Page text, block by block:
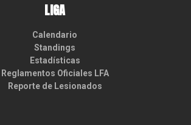
LIGA
Calendario
Standings
Estadísticas
Reglamentos Oficiales LFA
Reporte de Lesionados